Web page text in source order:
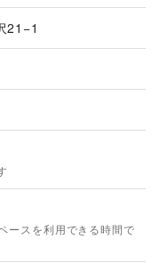
21−1
ースを利用できる時間で